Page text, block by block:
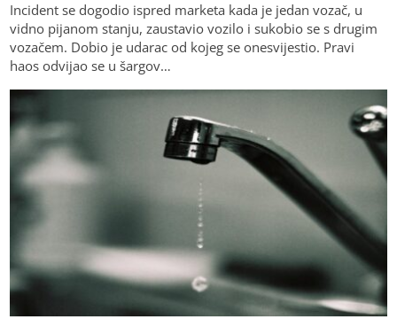
Incident se dogodio ispred marketa kada je jedan vozač, u
vidno pijanom stanju, zaustavio vozilo i sukobio se s drugim
vozačem. Dobio je udarac od kojeg se onesvijestio. Pravi
haos odvijao se u šargov…